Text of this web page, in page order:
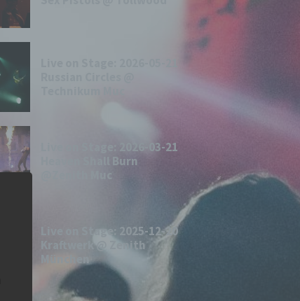
Live on Stage: 2026-03-21
Heaven Shall Burn
Live on Stage: 2025-12-20
Kraftwerk @ Zenith